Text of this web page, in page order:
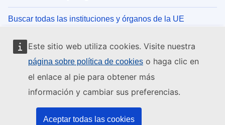
Este sitio web utiliza cookies. Visite nuestra
página sobre política de cookies o haga clic en
el enlace al pie para obtener más
información y cambiar sus preferencias.
Aceptar todas las cookies
Buscar todas las instituciones y órganos de la UE